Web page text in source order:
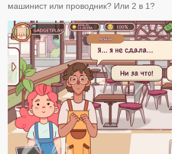
машинист или проводник? Или 2 в 1?